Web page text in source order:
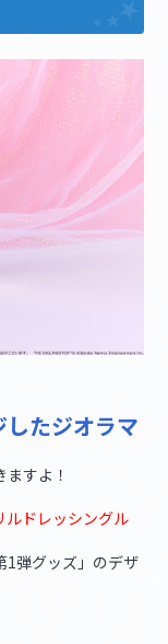
したジオラマ
すよ！
ドレッシングル
1弾グッズ」のデザ